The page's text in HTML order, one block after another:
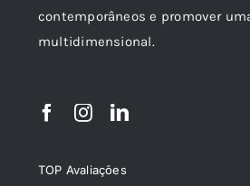
contemporâneos e promover
multidimensional.
TOP Avaliações